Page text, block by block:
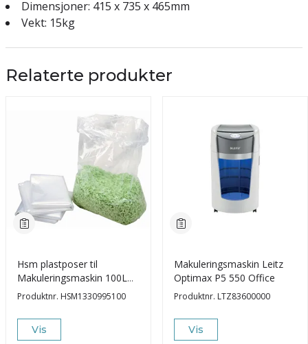
Dimensjoner: 415 x 735 x 465mm
Vekt: 15kg
Relaterte produkter
Hsm plastposer til
Makuleringsmaskin 100L
(10)
Produktnr. HSM1330995100
Vis
Makuleringsmaskin Leitz
Optimax P5 550 Office
Produktnr. LTZ83600000
Vis